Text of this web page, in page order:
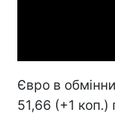
Євро в
51,66 (+1 коп.)